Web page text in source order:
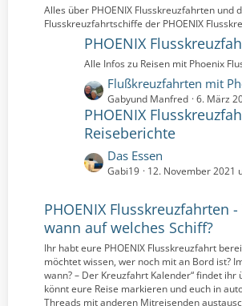
Alles über PHOENIX Flusskreuzfahrten und
Flusskreuzfahrtschiffe der PHOENIX
PHOENIX
Alle Infos zu Reisen mit Phoenix
L
e
t
z
e
i
t
ä
g
e
Flußkreuzfahrten mit
Gabyund Manfred 6. März
PHOENIX
Reiseberichte
L
e
z
t
e
B
e
i
t
Das Essen
Gabi19 12. November 2021
PHOENIX Flusskreuzfahrten
wann auf welches Schiff?
Ihr habt eure PHOENIX Flusskreuzfahrt
möchtet wissen, wer noch mit an Bord ist?
wann? – Der Kreuzfahrt Kalender“ findet ihr
könnt eure Reise markieren und euch in
Threads mit anderen Mitreisenden